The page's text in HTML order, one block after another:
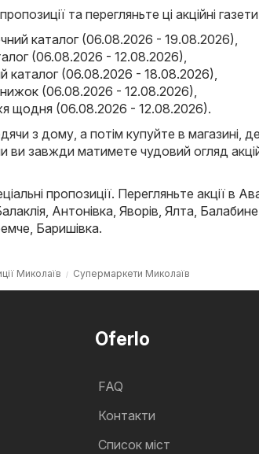
та перегляньте ці акційні газети
каталог (06.08.2026 - 19.08.2026)
(06.08.2026 - 12.08.2026)
каталог (06.08.2026 - 18.08.2026)
(06.08.2026 - 12.08.2026)
щодня (06.08.2026 - 12.08.2026).
з дому, а потім купуйте в магазині,
ви завжди матимете чудовий огляд
пропозиції. Перегляньте акції в
Антонівка Яворів Ялта Балабине
Баришівка.
Миколаїв Супермаркети Миколаїв
Oferlo
FAQ
Контакти
Cписок міст